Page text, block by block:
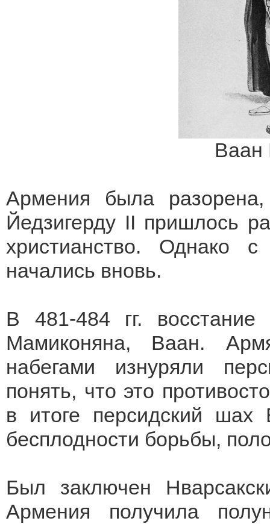
Ваан
Армения была
Йедзигерду II пришлось
христианство. Однако
начались вновь.
В 481-484 гг.
Мамиконяна, Ваан.
набегами изнуряли
понять, что это
в итоге персидский
бесплодности борьбы,
Был заключен
Армения получила